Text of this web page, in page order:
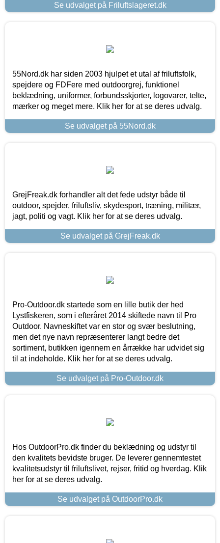
Se udvalget på Friluftslageret.dk
55Nord.dk har siden 2003 hjulpet et utal af friluftsfolk,
spejdere og FDFere med outdoorgrej, funktionel
beklædning, uniformer, forbundsskjorter, logovarer, telte,
mærker og meget mere. Klik her for at se deres udvalg.
Se udvalget på 55Nord.dk
GrejFreak.dk forhandler alt det fede udstyr både til
outdoor, spejder, friluftsliv, skydesport, træning, militær,
jagt, politi og vagt. Klik her for at se deres udvalg.
Se udvalget på GrejFreak.dk
Pro-Outdoor.dk startede som en lille butik der hed
Lystfiskeren, som i efteråret 2014 skiftede navn til Pro
Outdoor. Navneskiftet var en stor og svær beslutning,
men det nye navn repræsenterer langt bedre det
sortiment, butikken igennem en årrække har udvidet sig
til at indeholde. Klik her for at se deres udvalg.
Se udvalget på Pro-Outdoor.dk
Hos OutdoorPro.dk finder du beklædning og udstyr til
den kvalitets bevidste bruger. De leverer gennemtestet
kvalitetsudstyr til friluftslivet, rejser, fritid og hverdag. Klik
her for at se deres udvalg.
Se udvalget på OutdoorPro.dk